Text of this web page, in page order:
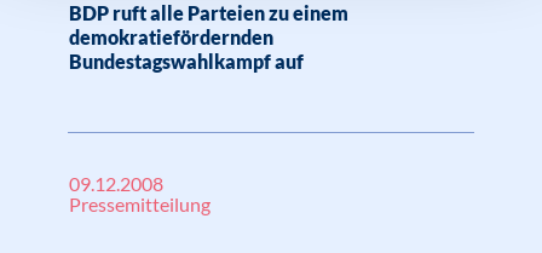
BDP ruft alle Parteien zu einem
demokratiefördernden
Bundestagswahlkampf auf
09.12.2008
Pressemitteilung